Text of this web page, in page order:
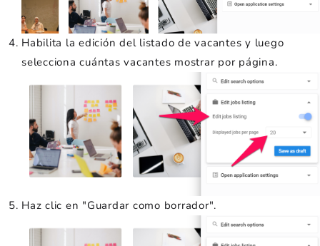
Habilita la edición del listado de vacantes y luego
selecciona cuántas vacantes mostrar por página.
Haz clic en "Guardar como borrador".